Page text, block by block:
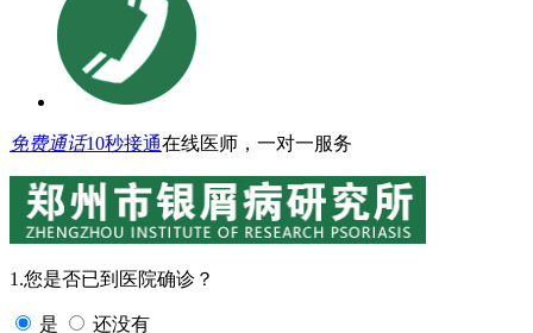
免费通话10秒接通在线医师，一对一服务
1.您是否已到医院确诊？
是 还没有